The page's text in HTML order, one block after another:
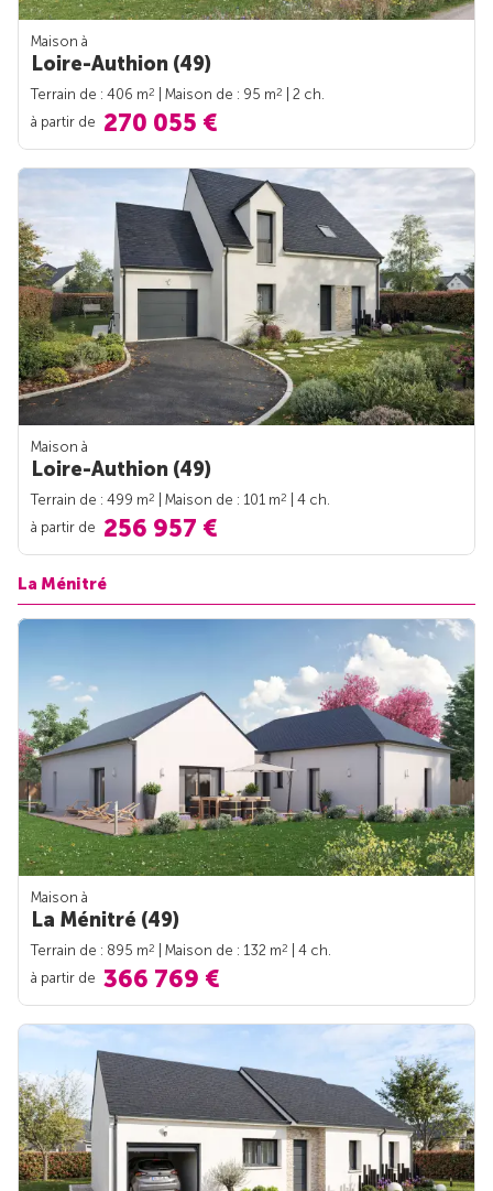
Maison à
Loire-Authion (49)
Terrain de : 406 m2 | Maison de : 95 m2
| 2 ch.
à partir de 270 055 €
Maison à
Loire-Authion (49)
Terrain de : 499 m2 | Maison de : 101 m2
| 4 ch.
à partir de 256 957 €
La Ménitré
Maison à
La Ménitré (49)
Terrain de : 895 m2 | Maison de : 132 m2
| 4 ch.
à partir de 366 769 €